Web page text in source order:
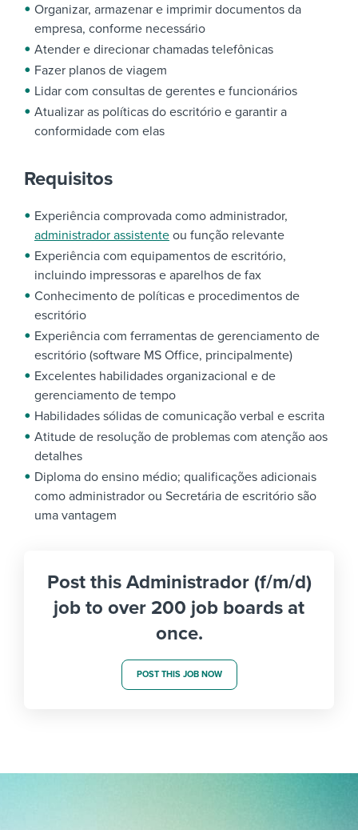
Organizar, armazenar e imprimir documentos da
empresa, conforme necessário
Atender e direcionar chamadas telefônicas
Fazer planos de viagem
Lidar com consultas de gerentes e funcionários
Atualizar as políticas do escritório e garantir a
conformidade com elas
Requisitos
Experiência comprovada como administrador,
administrador assistente ou função relevante
Experiência com equipamentos de escritório,
incluindo impressoras e aparelhos de fax
Conhecimento de políticas e procedimentos de
escritório
Experiência com ferramentas de gerenciamento de
escritório (software MS Office, principalmente)
Excelentes habilidades organizacional e de
gerenciamento de tempo
Habilidades sólidas de comunicação verbal e escrita
Atitude de resolução de problemas com atenção aos
detalhes
Diploma do ensino médio; qualificações adicionais
como administrador ou Secretária de escritório são
uma vantagem
Post this Administrador (f/m/d)
job to over 200 job boards at
once.
POST THIS JOB NOW